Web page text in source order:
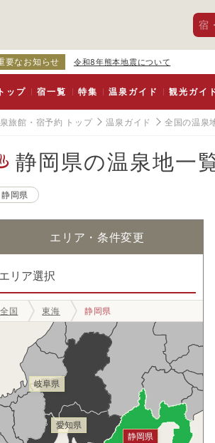
宿
要なお知らせ 令和8年熊本地震について
トップ 宿一覧 特集 温泉ガイド 観光ガイ
旅館・宿予約 トップ 温泉ガイド 全国の温泉
静岡県の温泉地一
静岡県
エリア・条件変更
エリア選択
全国 東海 静岡県
静岡県
岐阜県
愛知県